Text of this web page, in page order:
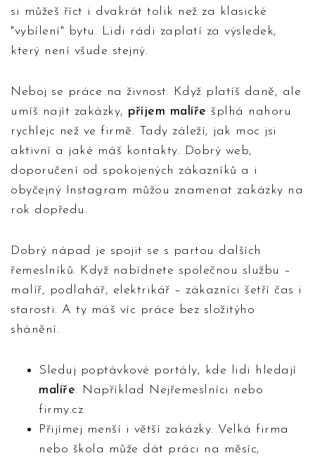
si můžeš říct i dvakrát tolik než za klasické
"vybílení" bytu. Lidi rádi zaplatí za výsledek,
který není všude stejný.
Neboj se práce na živnost. Když platíš daně, ale
umíš najít zakázky, příjem malíře šplhá nahoru
rychlejc než ve firmě. Tady záleží, jak moc jsi
aktivní a jaké máš kontakty. Dobrý web,
doporučení od spokojených zákazníků a i
obyčejný Instagram můžou znamenat zakázky na
rok dopředu.
Dobrý nápad je spojit se s partou dalších
řemeslníků. Když nabídnete společnou službu –
malíř, podlahář, elektrikář – zákazníci šetří čas i
starosti. A ty máš víc práce bez složitýho
shánění.
Sleduj poptávkové portály, kde lidi hledají
malíře. Například Nejřemeslníci nebo
firmy.cz.
Přijímej menší i větší zakázky. Velká firma
nebo škola může dát práci na měsíc,